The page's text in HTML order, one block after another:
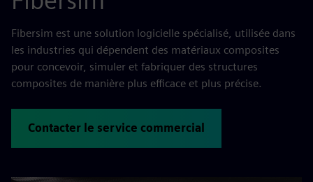
Fibersim est une solution logicielle spécialisé, utilisée dans
les industries qui dépendent des matériaux composites
pour concevoir, simuler et fabriquer des structures
composites de manière plus efficace et plus précise.
Contacter le service commercial